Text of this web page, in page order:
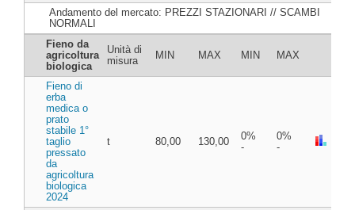
Andamento del mercato: PREZZI STAZIONARI // SCAMBI
NORMALI
Fieno da
agricoltura
biologica
Unità di
misura
MIN MAX MIN MAX
Fieno di
erba
medica o
prato
stabile 1°
taglio
pressato
da
agricoltura
biologica
2024
t 80,00 130,00
0%
-
0%
-